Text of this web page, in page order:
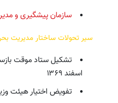
سازمان پیشگیری و
سیر تحولات ساختار مدیریت بحران
اسفند ۱۳۶۹
تفویض اختیار هیئت